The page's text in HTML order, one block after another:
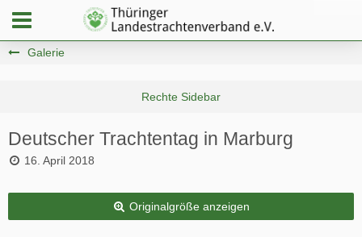
Galerie
Deutscher Trachtentag in Marburg
16. April 2018
Originalgröße anzeigen